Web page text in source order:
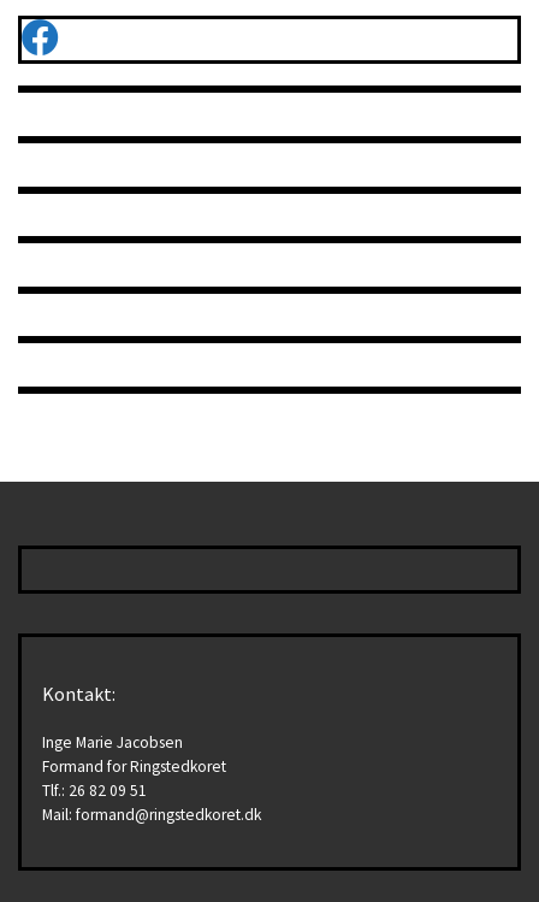
Kontakt:
Inge Marie Jacobsen
Formand for Ringstedkoret
Tlf.: 26 82 09 51
Mail: formand@ringstedkoret.dk